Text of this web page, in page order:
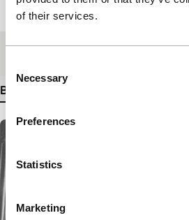
of their services.
Selection
Necessary
Preferences
Statistics
Marketing
Lengte
Bekijk meer details